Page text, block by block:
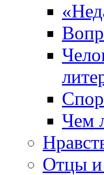
Чем
Отцы